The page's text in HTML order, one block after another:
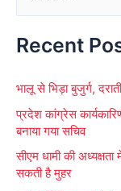
a
c
h
f
o
Recent
भालू से भिड़ा बुजुर्ग,
प्रदेश कांग्रेस
बनाया गया सचिव
सीएम धामी की
सकती है मुहर